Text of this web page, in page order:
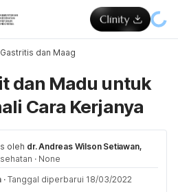
Gastritis dan Maag
dan Madu untuk
Cara Kerjanya
oleh dr. Andreas Wilson Setiawan,
· None
· Tanggal diperbarui 18/03/2022